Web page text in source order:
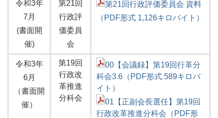
令和3年
7月
(書面開
催)
第21回
行政評
価委員
会
第21回行政評価委員会 資料
（PDF形式 1,126キロバイト）
令和3年
6月
（書面開
催）
第19回
行政改
革推進
分科会
00【会議録】第19回行革分
科会3.6（PDF形式 589キロバ
イト）
01【正副会長選任】第19回
行政改革推進分科会（PDF形